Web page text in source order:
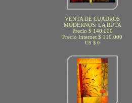
VENTA DE CUADROS
MODERNOS: LA RUTA
Precio $ 140.000
Precio Internet $ 110.000
US $ 0